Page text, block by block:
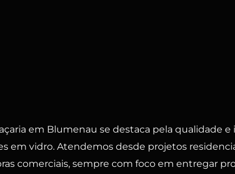
em Blumenau se destaca pela qualidade e
em vidro. Atendemos desde projetos
comerciais, sempre com foco em entregar